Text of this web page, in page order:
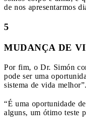
de nos apresentarmos
5
MUDANÇA DE
Por fim, o Dr. Simón
pode ser uma
sistema de vida melhor”.
“É uma oportunidade
alguns, um ótimo teste